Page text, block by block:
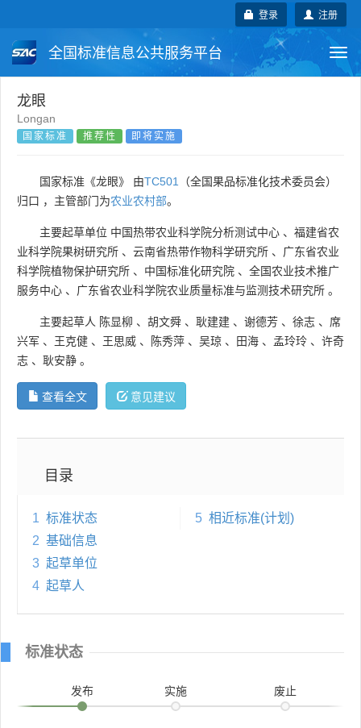
注册
登录
全国标准信息公共服务平台
国家标准
团体标准 企业标准
国外标准 技术委员会
龙眼
Longan
国家标准 推荐性 即将实施
国家标准《龙眼》 由TC501
（全国果品标准化技术委员会）
归口 ，主管部门为农业农村部。
主要起草单位 中国热带农业科学院分析测试中心 、 福建省农
业科学院果树研究所 、 云南省热带作物科学研究所 、 广东省农业
科学院植物保护研究所 、 中国标准化研究院 、 全国农业技术推广
服务中心 、 广东省农业科学院农业质量标准与监测技术研究所 。
主要起草人 陈显柳 、 胡文舜 、 耿建建 、 谢德芳 、 徐志 、 席
兴军 、 王克健 、 王思威 、 陈秀萍 、 吴琼 、 田海 、 孟玲玲 、 许奇
志 、 耿安静 。
查看全文 意见建议
目录
1 标准状态
2 基础信息
3 起草单位
4 起草人
5 相近标准(计划)
标准状态
发布 实施 废止